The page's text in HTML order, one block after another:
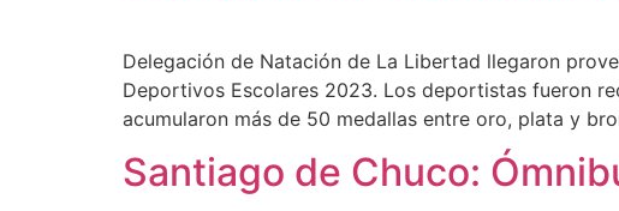
Delegación de Natación de La Libertad llegaron
Deportivos Escolares 2023. Los deportistas fueron
acumularon más de 50 medallas entre oro, plata y
Santiago de Chuco: